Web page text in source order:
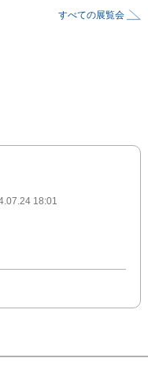
すべての展覧会
18:01